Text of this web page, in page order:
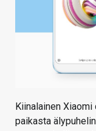
Kiinalainen
paikasta